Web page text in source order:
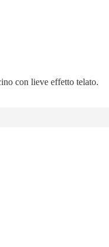
con lieve effetto telato.